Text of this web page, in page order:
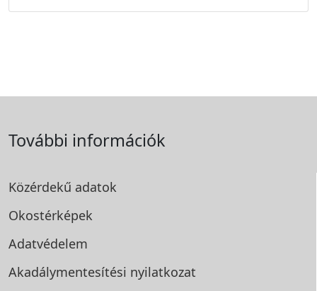
További információk
Közérdekű adatok
Okostérképek
Adatvédelem
Akadálymentesítési nyilatkozat